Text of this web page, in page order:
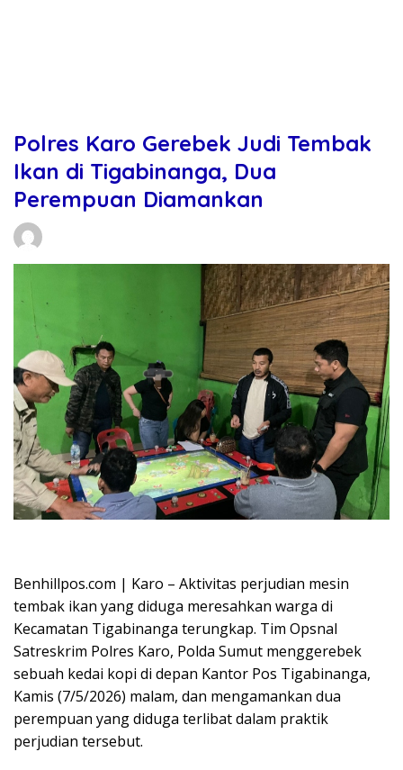
Polres Karo Gerebek Judi Tembak
Ikan di Tigabinanga, Dua
Perempuan Diamankan
Benhillpos.com | Karo – Aktivitas perjudian mesin
tembak ikan yang diduga meresahkan warga di
Kecamatan Tigabinanga terungkap. Tim Opsnal
Satreskrim Polres Karo, Polda Sumut menggerebek
sebuah kedai kopi di depan Kantor Pos Tigabinanga,
Kamis (7/5/2026) malam, dan mengamankan dua
perempuan yang diduga terlibat dalam praktik
perjudian tersebut.